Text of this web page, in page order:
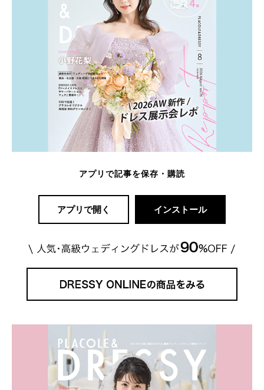
アプリで記事を保存・購読
アプリで開く インストール